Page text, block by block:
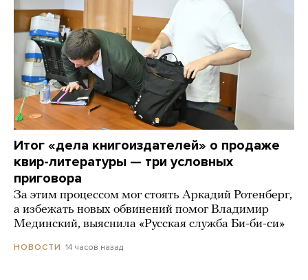
Итог «дела книгоиздателей» о продаже
квир-литературы — три условных
приговора
За этим процессом мог стоять Аркадий Ротенберг,
а избежать новых обвинений помог Владимир
Мединский, выяснила «Русская служба Би-би-си»
НОВОСТИ 14 часов назад